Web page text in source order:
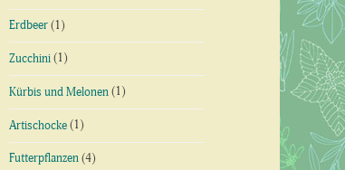
Erdbeer (1)
Zucchini (1)
Kürbis und Melonen (1)
Artischocke (1)
Futterpflanzen (4)